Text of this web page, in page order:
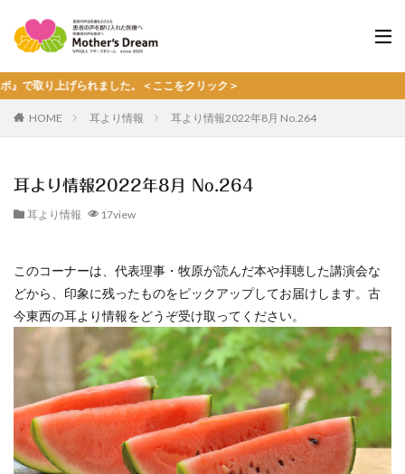
げられました。＜ここをクリック＞
HOME 耳より情報 耳より情報2022年8月 No.264
耳より情報2022年8月 No.264
耳より情報 17view
このコーナーは、代表理事・牧原が読んだ本や拝聴した講演会な
どから、印象に残ったものをピックアップしてお届けします。古
今東西の耳より情報をどうぞ受け取ってください。